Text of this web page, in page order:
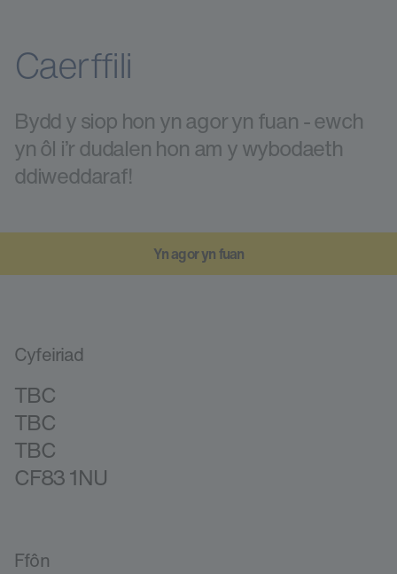
Caerffili
Bydd y siop hon yn agor yn fuan - ewch
yn ôl i’r dudalen hon am y wybodaeth
ddiweddaraf!
Yn agor yn fuan
Cyfeiriad
TBC
TBC
TBC
CF83 1NU
Ffôn